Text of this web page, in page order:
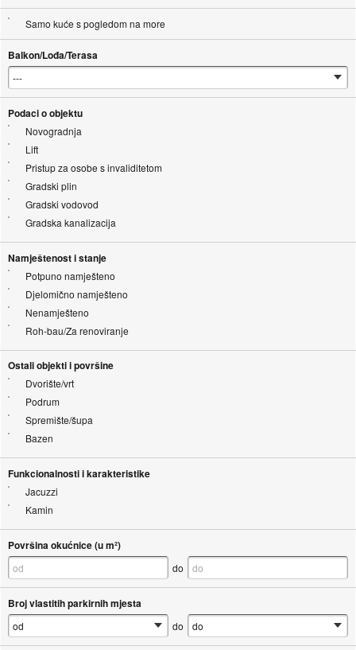
Samo kuće s pogledom na more
Balkon/Lođa/Terasa
Podaci o objektu
Novogradnja
Lift
Pristup za osobe s invaliditetom
Gradski plin
Gradski vodovod
Gradska kanalizacija
Namještenost i stanje
Potpuno namješteno
Djelomično namješteno
Nenamješteno
Roh-bau/Za renoviranje
Ostali objekti i površine
Dvorište/vrt
Podrum
Spremište/šupa
Bazen
Funkcionalnosti i karakteristike
Jacuzzi
Kamin
Površina okućnice (u m²)
do
Broj vlastitih parkirnih mjesta
do